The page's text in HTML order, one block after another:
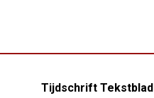
Tijdschrift Tekstblad